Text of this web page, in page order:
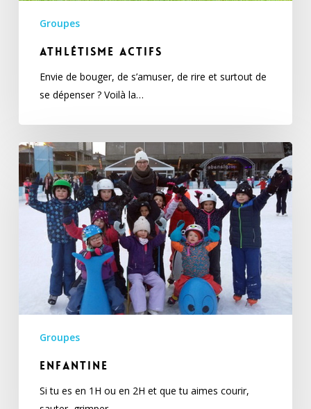
Groupes
Athlétisme actifs
Envie de bouger, de s’amuser, de rire et surtout de
se dépenser ? Voilà la…
Enfantine
Groupes
Enfantine
Si tu es en 1H ou en 2H et que tu aimes courir,